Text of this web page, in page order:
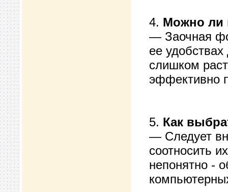
4. Можно ли
— Заочная
ее
слишком
эффективно
5. Как
— Следует
соотносить
непонятно -